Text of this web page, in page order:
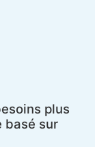
plus
basé sur